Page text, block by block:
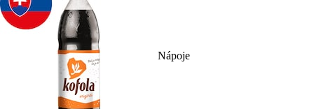
Nápoje